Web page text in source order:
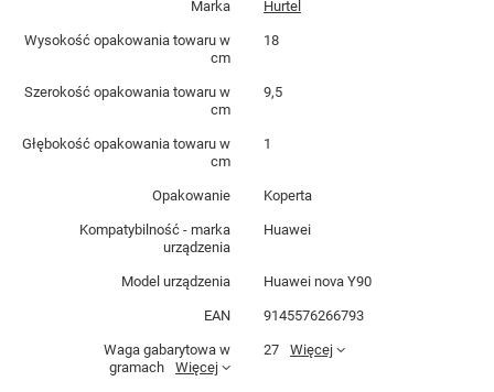
Marka Hurtel
Wysokość opakowania towaru w
cm
18
Szerokość opakowania towaru w
cm
9,5
Głębokość opakowania towaru w
cm
1
Opakowanie Koperta
Kompatybilność - marka
urządzenia
Huawei
Model urządzenia Huawei nova Y90
EAN 9145576266793
Waga gabarytowa w
gramach
Więcej
27 Więcej